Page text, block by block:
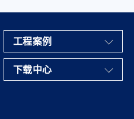
工程案例
下载中心